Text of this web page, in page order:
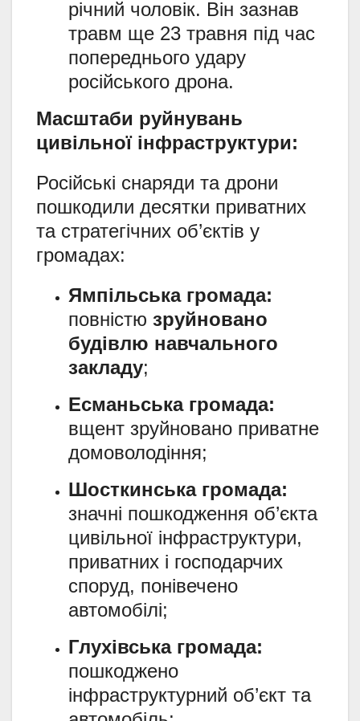
річний чоловік. Він зазнав
травм ще 23 травня під час
попереднього удару
російського дрона.
Масштаби руйнувань
цивільної інфраструктури:
Російські снаряди та дрони
пошкодили десятки приватних
та стратегічних об’єктів у
громадах:
Ямпільська громада:
повністю зруйновано
будівлю навчального
закладу;
Есманьська громада:
вщент зруйновано приватне
домоволодіння;
Шосткинська громада:
значні пошкодження об’єкта
цивільної інфраструктури,
приватних і господарчих
споруд, понівечено
автомобілі;
Глухівська громада:
пошкоджено
інфраструктурний об’єкт та